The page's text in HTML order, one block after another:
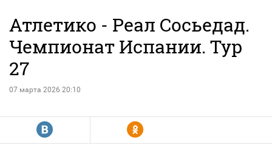
Атлетико - Реал Сосьедад.
Чемпионат Испании. Тур
27
07 марта 2026 20:10
R Y